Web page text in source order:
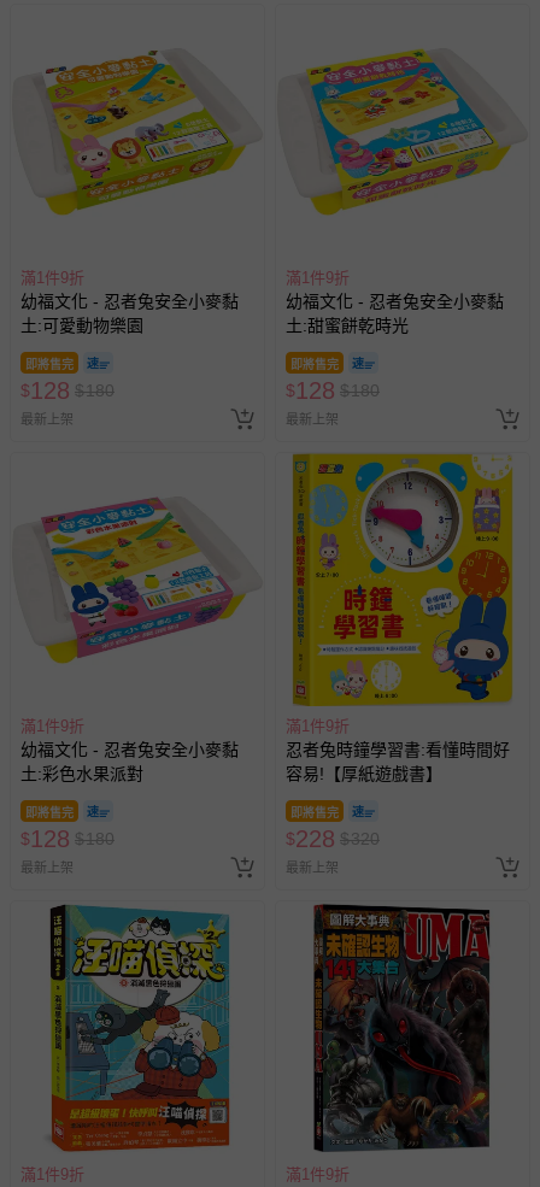
滿1件9折
幼福文化 - 忍者兔安全小麥黏
土:可愛動物樂園
即將售完
$128 $180
最新上架
滿1件9折
幼福文化 - 忍者兔安全小麥黏
土:甜蜜餅乾時光
即將售完
$128 $180
最新上架
滿1件9折
幼福文化 - 忍者兔安全小麥黏
土:彩色水果派對
即將售完
$128 $180
最新上架
滿1件9折
忍者兔時鐘學習書:看懂時間好
容易!【厚紙遊戲書】
即將售完
$228 $320
最新上架
滿1件9折 滿1件9折